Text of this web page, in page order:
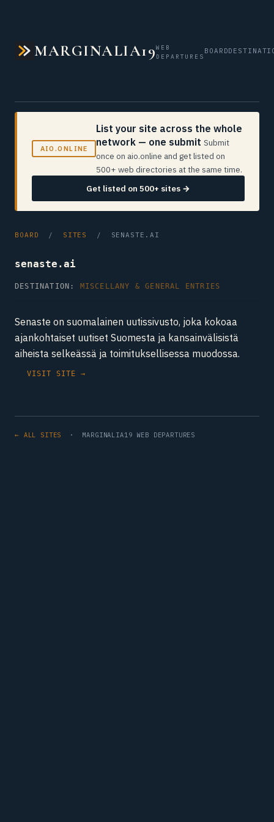
MARGINALIA19WEB
DEPARTURES
BOARD
AIO.ONLINE
List your site across the whole
network — one submit Submit
once on aio.online and get listed on
500+ web directories at the same time.
Get listed on 500+ sites →
BOARD / SITES / SENASTE.AI
senaste.ai
DESTINATION: MISCELLANY & GENERAL ENTRIES
Senaste on suomalainen uutissivusto, joka kokoaa
ajankohtaiset uutiset Suomesta ja kansainvälisistä
aiheista selkeässä ja toimituksellisessa muodossa.
VISIT SITE →
← ALL SITES · MARGINALIA19 WEB DEPARTURES